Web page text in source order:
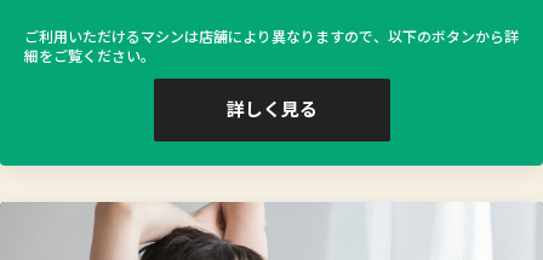
ご利用いただけるマシンは店舗により異なりますので、以下のボタンから詳
細をご覧ください。
詳しく見る